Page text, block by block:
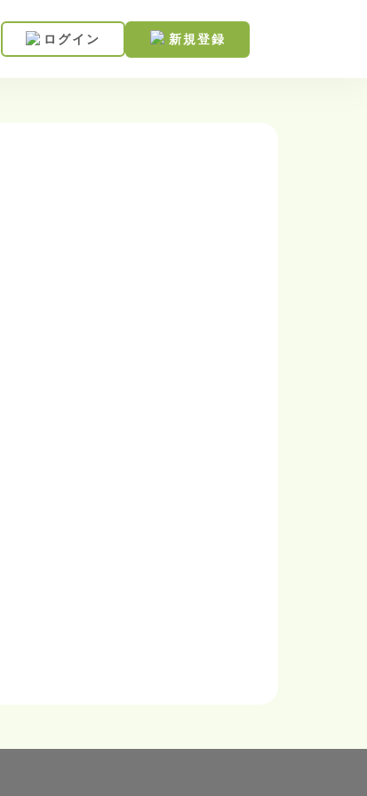
ログイン 新規登録